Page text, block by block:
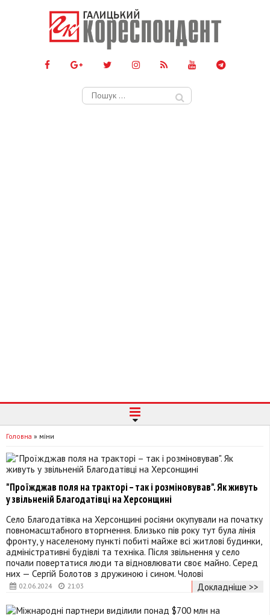
Пошук:
Головна » міни
02.06.2024 21:03
"Проїжджав поля на тракторі – так і розміновував". Як живуть
у звільненій Благодатівці на Херсонщині
Село Благодатівка на Херсонщині росіяни окупували на початку
повномасштабного вторгнення. Близько пів року тут була лінія
фронту, у населеному пункті побиті майже всі житлові будинки,
адміністративні будівлі та техніка. Після звільнення у село
почали повертатися люди та відновлювати своє майно. Серед
них — Сергій Болотов з дружиною і сином. Чолові
Докладніше >>